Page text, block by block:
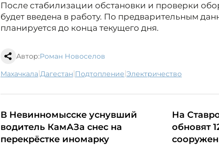
После стабилизации обстановки и проверки
будет введена в работу. По предварительным
планируется до конца текущего дня.
Автор:Роман Новоселов
Махачкала| Дагестан| подтопление| электричество
В Невинномысске уснувший
водитель КамАЗа снес на
перекрёстке иномарку
На
обновят